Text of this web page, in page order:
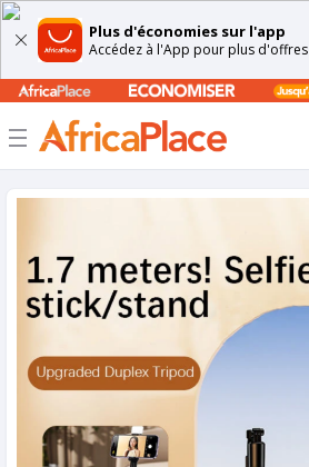
Plus d'économies sur l'app
Accédez à l'App pour plus d'offres